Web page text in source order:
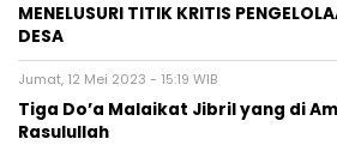
MENELUSURI TITIK KRITIS
DESA
Jumat, 12 Mei 2023 - 15:19 WIB
Tiga Do’a Malaikat Jibril yang di
Rasulullah